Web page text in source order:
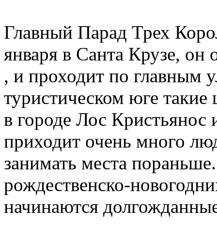
Главный Парад Трех
января в Санта Крузе, он
, и проходит по главным
туристическом юге
в городе Лос Кристьянос
приходит очень много
занимать места
рождественско-
начинаются